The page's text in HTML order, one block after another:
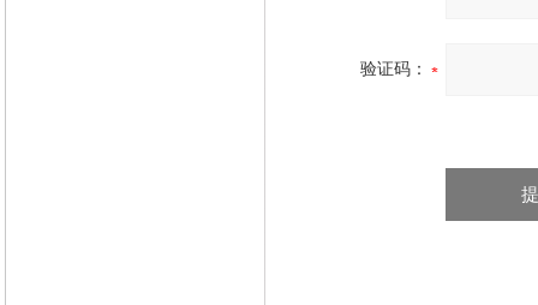
验证码：